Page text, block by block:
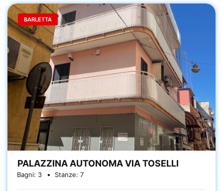
BARLETTA
PALAZZINA AUTONOMA VIA TOSELLI
Bagni: 3 Stanze: 7